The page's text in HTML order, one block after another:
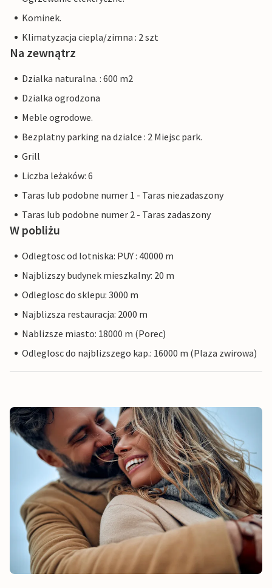
Kominek.
Klimatyzacja ciepla/zimna : 2 szt
Na zewnątrz
Dzialka naturalna. : 600 m2
Dzialka ogrodzona
Meble ogrodowe.
Bezplatny parking na dzialce : 2 Miejsc park.
Grill
Liczba leżaków: 6
Taras lub podobne numer 1 - Taras niezadaszony
Taras lub podobne numer 2 - Taras zadaszony
W pobliżu
Odlegtosc od lotniska: PUY : 40000 m
Najblizszy budynek mieszkalny: 20 m
Odleglosc do sklepu: 3000 m
Najblizsza restauracja: 2000 m
Nablizsze miasto: 18000 m (Porec)
Odleglosc do najblizszego kap.: 16000 m (Plaza zwirowa)